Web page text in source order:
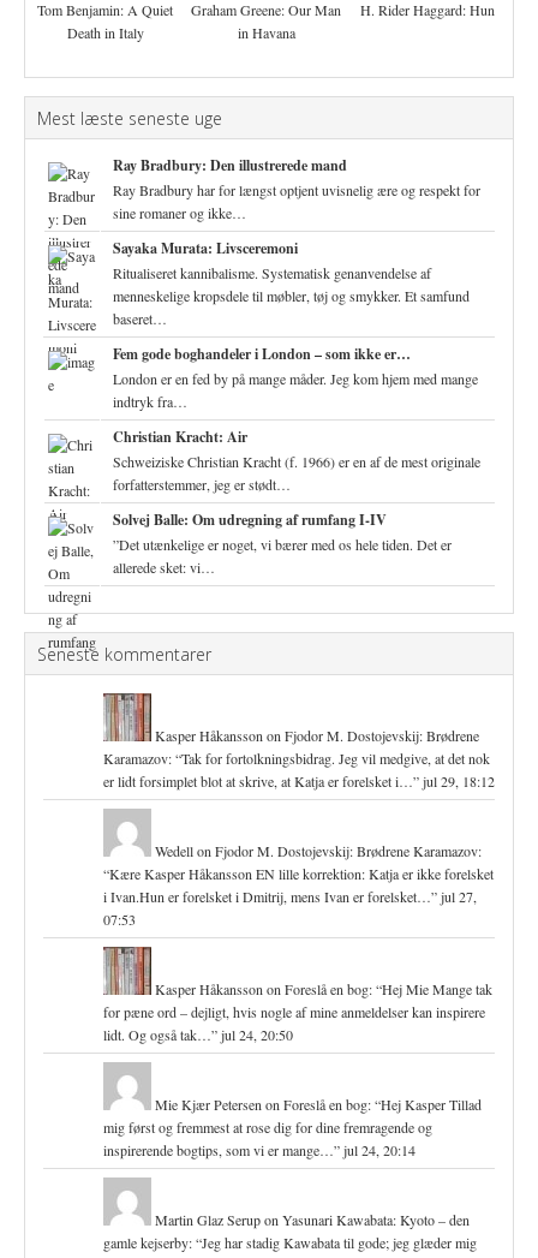
Tom Benjamin: A Quiet
Death in Italy
Graham Greene: Our Man
in Havana
H. Rider Haggard: Hun
Mest læste seneste uge
Ray Bradbury: Den illustrerede mand
Ray Bradbury har for længst optjent uvisnelig ære og respekt for
sine romaner og ikke…
Sayaka Murata: Livsceremoni
Ritualiseret kannibalisme. Systematisk genanvendelse af
menneskelige kropsdele til møbler, tøj og smykker. Et samfund
baseret…
Fem gode boghandeler i London – som ikke er…
London er en fed by på mange måder. Jeg kom hjem med mange
indtryk fra…
Christian Kracht: Air
Schweiziske Christian Kracht (f. 1966) er en af de mest originale
forfatterstemmer, jeg er stødt…
Solvej Balle: Om udregning af rumfang I-IV
”Det utænkelige er noget, vi bærer med os hele tiden. Det er
allerede sket: vi…
Seneste kommentarer
Kasper Håkansson on Fjodor M. Dostojevskij: Brødrene
Karamazov: “Tak for fortolkningsbidrag. Jeg vil medgive, at det nok
er lidt forsimplet blot at skrive, at Katja er forelsket i…”jul 29, 18:12
Wedellon Fjodor M. Dostojevskij: Brødrene Karamazov:
“Kære Kasper Håkansson EN lille korrektion: Katja er ikke forelsket
i Ivan.Hun er forelsket i Dmitrij, mens Ivan er forelsket…”jul 27,
07:53
Kasper Håkansson on Foreslå en bog: “Hej Mie Mange tak
for pæne ord – dejligt, hvis nogle af mine anmeldelser kan inspirere
lidt. Og også tak…”jul 24, 20:50
Mie Kjær Petersen on Foreslå en bog: “Hej Kasper Tillad
mig først og fremmest at rose dig for dine fremragende og
inspirerende bogtips, som vi er mange…”jul 24, 20:14
Martin Glaz Serupon Yasunari Kawabata: Kyoto – den
gamle kejserby: “Jeg har stadig Kawabata til gode; jeg glæder mig